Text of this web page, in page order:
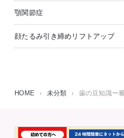
顎関節症
顔たるみ引き締めリフトアップ
HOME › 未分類 › 歯の豆知識ー